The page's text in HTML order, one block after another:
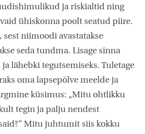
ja riskialtid ning
ühiskonna poolt seatud piire.
niimoodi avastatakse
seda tundma. Lisage sinna
lähebki tegutsemiseks. Tuletage
oma lapsepõlve meelde ja
küsimus: „Mitu ohtlikku
tegin ja palju nendest
Mitu juhtumit siis kokku